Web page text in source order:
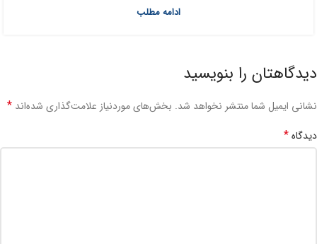
ادامه مطلب
دیدگاهتان را بنویسید
نشانی ایمیل شما منتشر نخواهد شد. بخش‌های موردنیاز علامت‌گذاری شده‌اند *
دیدگاه*